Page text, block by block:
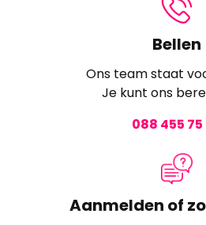
Bellen
Ons team staat
Je kunt ons
088 455 75
Aanmelden of